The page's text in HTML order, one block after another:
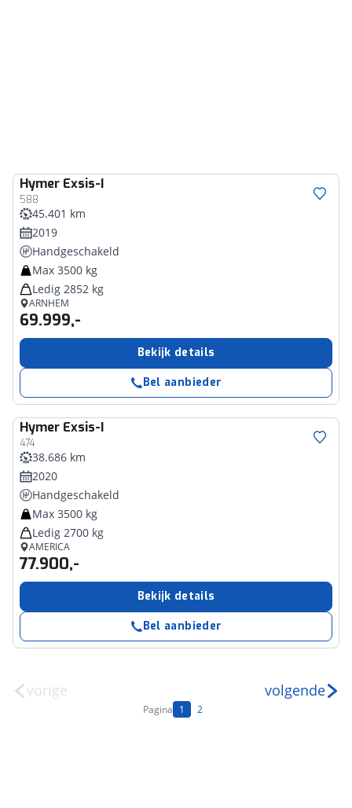
Hymer Exsis-I
588
45.401 km
2019
Handgeschakeld
Max 3500 kg
Ledig 2852 kg
ARNHEM
69.999,-
Bekijk details
Bel aanbieder
Hymer Exsis-I
474
38.686 km
2020
Handgeschakeld
Max 3500 kg
Ledig 2700 kg
AMERICA
77.900,-
Bekijk details
Bel aanbieder
vorige
Pagina 1 2
volgende